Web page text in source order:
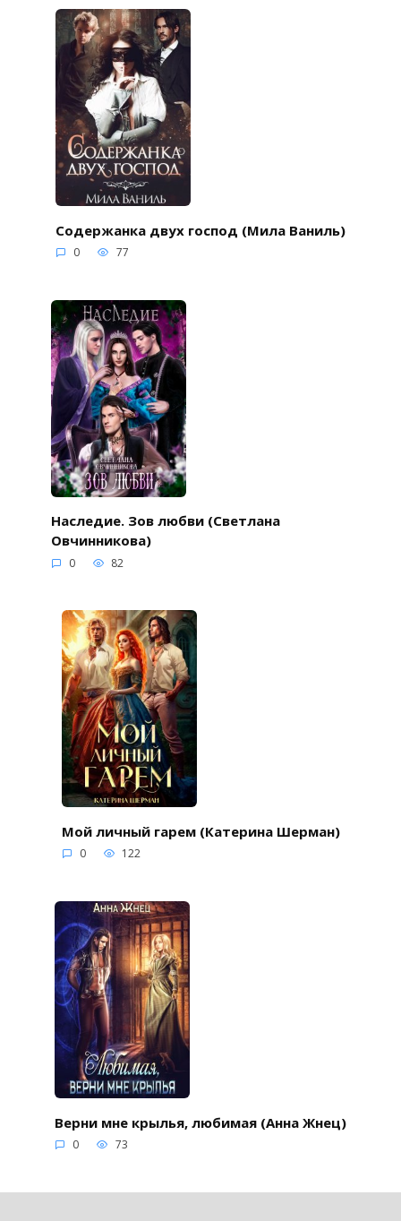
Содержанка двух господ (Мила Ваниль)
0 77
Наследие. Зов любви (Светлана
Овчинникова)
0 82
Мой личный гарем (Катерина Шерман)
0 122
Верни мне крылья, любимая (Анна Жнец)
0 73